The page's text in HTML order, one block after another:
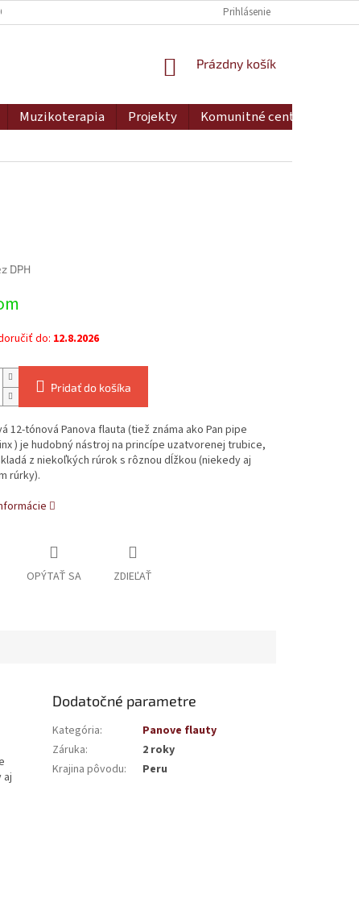
ÚDAJOV MOJA OBJEDNÁVKA
Prihlásenie
NÁKUPNÝ
Prázdny košík
Muzikoterapia Projekty Komunitné centrum
DPH
do: 12.8.2026
Pridať do košíka
12-tónová Panova flauta (tiež známa ako Pan pipe
) je hudobný nástroj na princípe uzatvorenej trubice,
z niekoľkých rúrok s rôznou dĺžkou (niekedy aj
rúrky).
OPÝTAŤ SA ZDIEĽAŤ
aj
Dodatočné parametre
Kategória:
Panove flauty
Záruka:
2 roky
Krajina pôvodu: Peru